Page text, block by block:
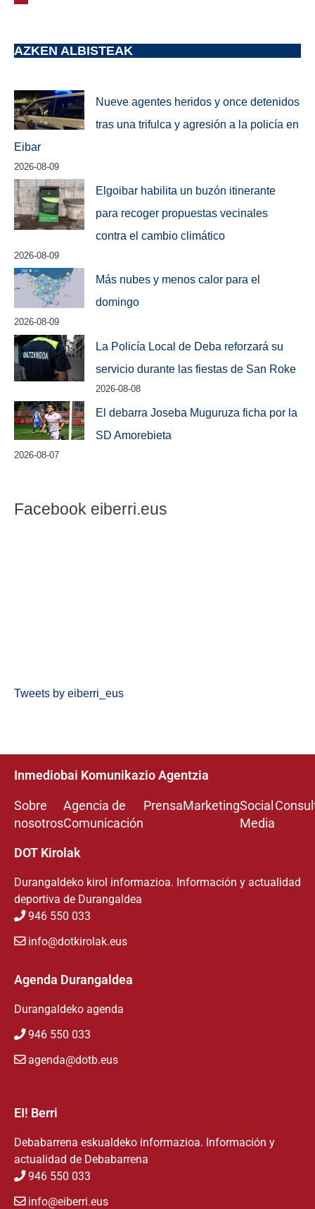
AZKEN ALBISTEAK
Nueve agentes heridos y once detenidos
tras una trifulca y agresión a la policía en
Eibar
2026-08-09
Elgoibar habilita un buzón itinerante
para recoger propuestas vecinales
contra el cambio climático
2026-08-09
Más nubes y menos calor para el
domingo
2026-08-09
La Policía Local de Deba reforzará su
servicio durante las fiestas de San Roke
2026-08-08
El debarra Joseba Muguruza ficha por la
SD Amorebieta
2026-08-07
Facebook eiberri.eus
Tweets by eiberri_eus
Inmediobai Komunikazio Agentzia
Sobre
nosotros
Agencia de
Comunicación
PrensaMarketingSocial
Media
DOT Kirolak
Durangaldeko kirol informazioa. Información y actualidad
deportiva de Durangaldea
946 550 033
info@dotkirolak.eus
Agenda Durangaldea
Durangaldeko agenda
946 550 033
agenda@dotb.eus
EI! Berri
Debabarrena eskualdeko informazioa. Información y
actualidad de Debabarrena
946 550 033
info@eiberri.eus